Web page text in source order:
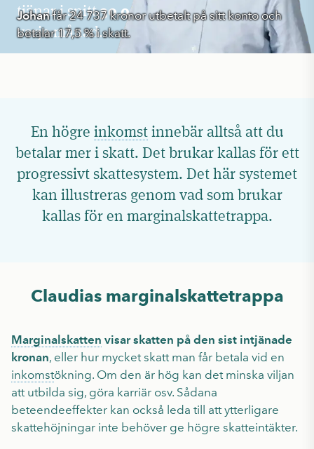
tjänar i snitt30 000 kr
varje månad.
Johanfår 24 737 kronor utbetalt på sitt konto och
betalar 17,5 % i skatt.
En högre inkomstinnebär alltså att du
betalar mer i skatt. Det brukar kallas för ett
progressivt skattesystem. Det här systemet
kan illustreras genom vad som brukar
kallas för en marginalskattetrappa.
Claudias marginalskattetrappa
Marginalskatten visar skatten på den sist intjänade
kronan, eller hur mycket skatt man får betala vid en
inkomstökning. Om den är hög kan det minska viljan
att utbilda sig, göra karriär osv. Sådana
beteendeeffekter kan också leda till att ytterligare
skattehöjningar inte behöver ge högre skatteintäkter.